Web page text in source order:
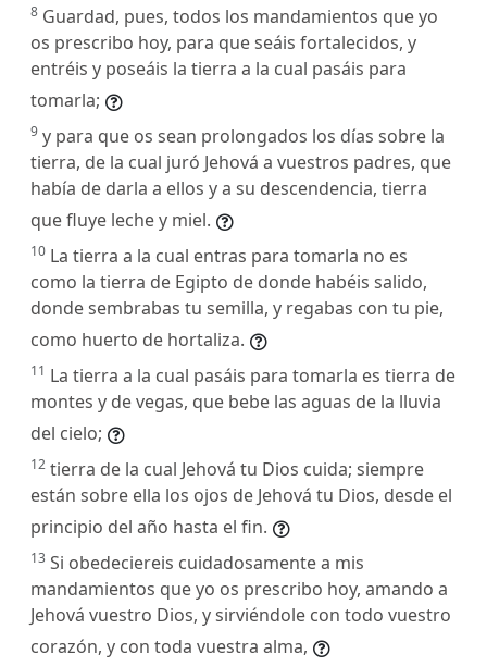
8 Guardad, pues, todos los mandamientos que yo
os prescribo hoy, para que seáis fortalecidos, y
entréis y poseáis la tierra a la cual pasáis para
tomarla;
9 y para que os sean prolongados los días sobre la
tierra, de la cual juró Jehová a vuestros padres, que
había de darla a ellos y a su descendencia, tierra
que fluye leche y miel.
10 La tierra a la cual entras para tomarla no es
como la tierra de Egipto de donde habéis salido,
donde sembrabas tu semilla, y regabas con tu pie,
como huerto de hortaliza.
11 La tierra a la cual pasáis para tomarla es tierra de
montes y de vegas, que bebe las aguas de la lluvia
del cielo;
12 tierra de la cual Jehová tu Dios cuida; siempre
están sobre ella los ojos de Jehová tu Dios, desde el
principio del año hasta el fin.
13 Si obedeciereis cuidadosamente a mis
mandamientos que yo os prescribo hoy, amando a
Jehová vuestro Dios, y sirviéndole con todo vuestro
corazón, y con toda vuestra alma,